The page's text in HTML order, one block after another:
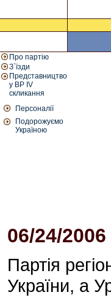
Про партію
З`їзди
Представництво
у ВР IV
скликання
Персоналії
Подорожуємо
Україною
06/24/2006
Партія
України, а